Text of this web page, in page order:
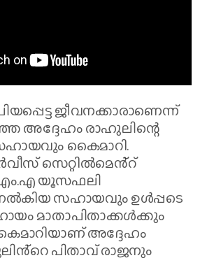
ജീവനക്കാരാണെന്ന്
അദ്ദേഹം രാഹുലിന്റെ
കൈമാറി.
സെറ്റിൽമെൻ്റ്
യൂസഫലി
നൽകിയ സഹായവും ഉൾപ്പടെ
മാതാപിതാക്കൾക്കും
അദ്ദേഹം
പിതാവ് രാജനും